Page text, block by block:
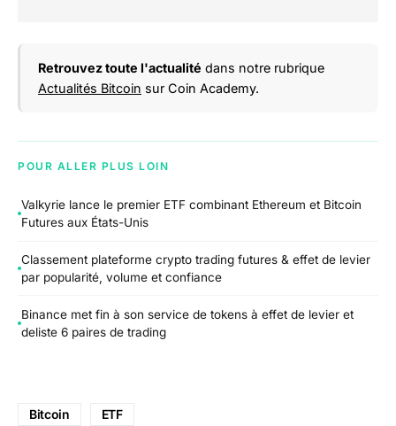
Retrouvez toute l'actualité dans notre rubrique
Actualités Bitcoin sur Coin Academy.
POUR ALLER PLUS LOIN
Valkyrie lance le premier ETF combinant Ethereum et Bitcoin
Futures aux États-Unis
Classement plateforme crypto trading futures & effet de levier
par popularité, volume et confiance
Binance met fin à son service de tokens à effet de levier et
deliste 6 paires de trading
Bitcoin ETF